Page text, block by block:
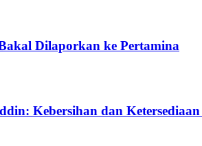
Dilaporkan ke Pertamina
Kebersihan dan